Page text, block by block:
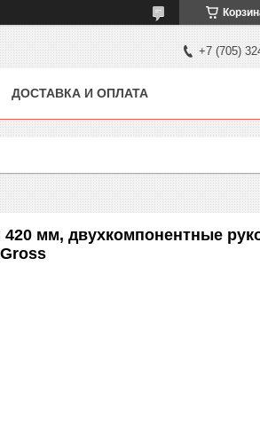
+7 (705)
ДОСТАВКА И ОПЛАТА
мм, двухкомпонентные